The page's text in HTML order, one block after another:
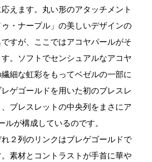
えます。丸い形のアタッチメント
・ナープル」の美しいデザインの
すが、ここではアコヤパールがそ
。ソフトでセンシュアルなアコヤ
細な虹彩をもってベゼルの一部に
ゲゴールドを用いた初のブレスレ
ブレスレットの中央列をまさにア
ルが構成しているのです。
２列のリンクはブレゲゴールドで
素材とコントラストが手首に華や